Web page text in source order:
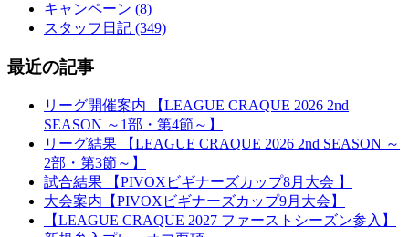
キャンペーン (8)
スタッフ日記 (349)
最近の記事
リーグ開催案内 【LEAGUE CRAQUE 2026 2nd
SEASON ～1部・第4節～】
リーグ結果 【LEAGUE CRAQUE 2026 2nd SEASON ～
2部・第3節～】
試合結果 【PIVOXビギナーズカップ8月大会 】
大会案内【PIVOXビギナーズカップ9月大会】
【LEAGUE CRAQUE 2027 ファーストシーズン参入】